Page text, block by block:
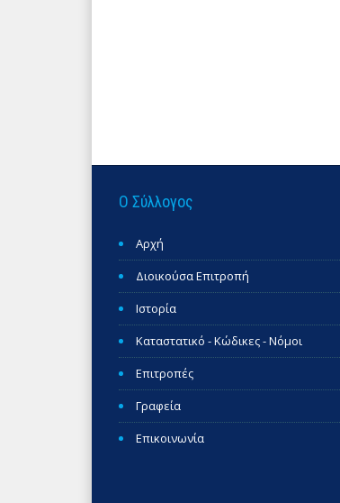
Ο Σύλλογος
Αρχή
Διοικούσα Επιτροπή
Ιστορία
Καταστατικό - Κώδικες - Νόμοι
Επιτροπές
Γραφεία
Επικοινωνία